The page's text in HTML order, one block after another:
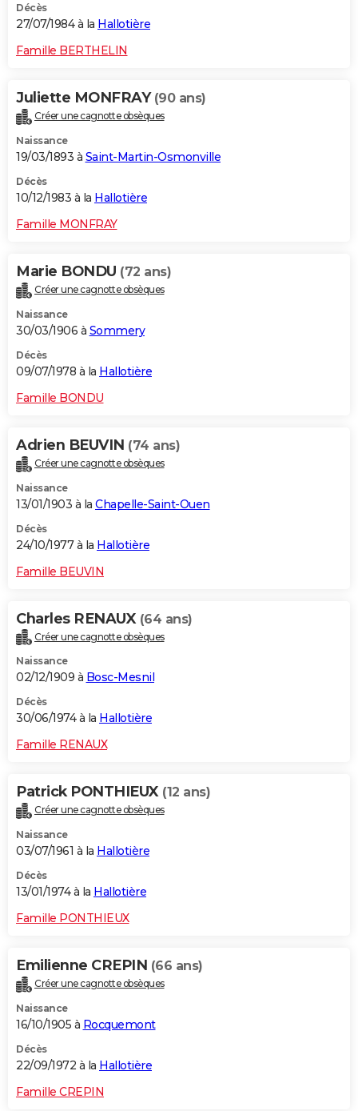
Décès
27/07/1984 à la Hallotière
Famille BERTHELIN
Juliette MONFRAY (90 ans)
Créer une cagnotte obsèques
Naissance
19/03/1893 à Saint-Martin-Osmonville
Décès
10/12/1983 à la Hallotière
Famille MONFRAY
Marie BONDU (72 ans)
Créer une cagnotte obsèques
Naissance
30/03/1906 à Sommery
Décès
09/07/1978 à la Hallotière
Famille BONDU
Adrien BEUVIN (74 ans)
Créer une cagnotte obsèques
Naissance
13/01/1903 à la Chapelle-Saint-Ouen
Décès
24/10/1977 à la Hallotière
Famille BEUVIN
Charles RENAUX (64 ans)
Créer une cagnotte obsèques
Naissance
02/12/1909 à Bosc-Mesnil
Décès
30/06/1974 à la Hallotière
Famille RENAUX
Patrick PONTHIEUX (12 ans)
Créer une cagnotte obsèques
Naissance
03/07/1961 à la Hallotière
Décès
13/01/1974 à la Hallotière
Famille PONTHIEUX
Emilienne CREPIN (66 ans)
Créer une cagnotte obsèques
Naissance
16/10/1905 à Rocquemont
Décès
22/09/1972 à la Hallotière
Famille CREPIN